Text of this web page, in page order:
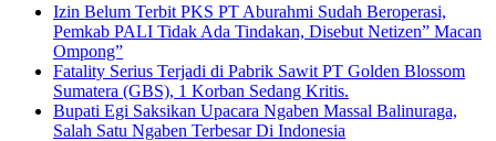
Izin Belum Terbit PKS PT Aburahmi Sudah Beroperasi,
Pemkab PALI Tidak Ada Tindakan, Disebut Netizen” Macan
Ompong”
Fatality Serius Terjadi di Pabrik Sawit PT Golden Blossom
Sumatera (GBS), 1 Korban Sedang Kritis.
Bupati Egi Saksikan Upacara Ngaben Massal Balinuraga,
Salah Satu Ngaben Terbesar Di Indonesia